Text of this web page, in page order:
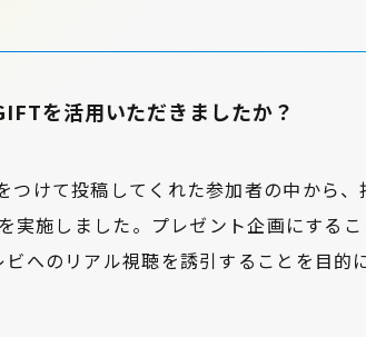
を活用いただきましたか？
けて投稿してくれた参加者の中から、
実施しました。プレゼント企画にする
へのリアル視聴を誘引することを目的